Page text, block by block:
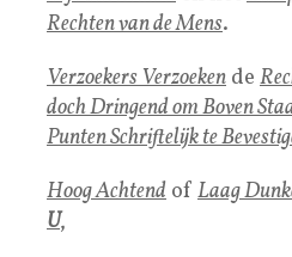
Rechten van de Mens.
Verzoekers Verzoeken de
doch Dringend om Boven
Punten Schriftelijk te
Hoog Achtend of Laag
U,